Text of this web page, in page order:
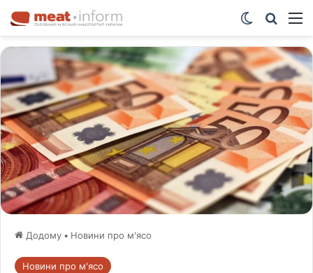
Switch skin
Додому • Новини про м'ясо
Новини про м'ясо